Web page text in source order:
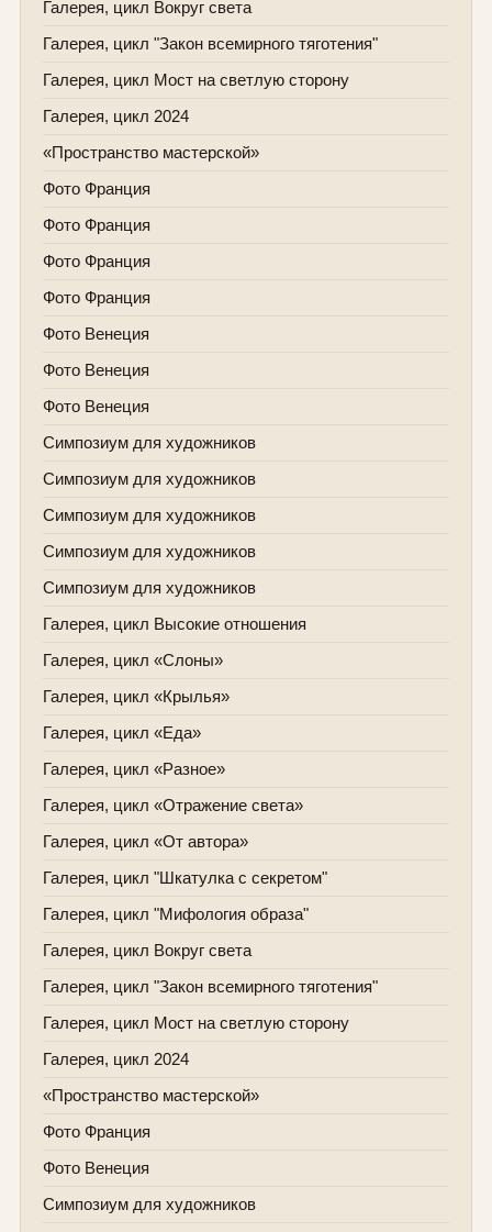
Галерея, цикл Вокруг света
Галерея, цикл "Закон всемирного тяготения"
Галерея, цикл Мост на светлую сторону
Галерея, цикл 2024
«Пространство мастерской»
Фото Франция
Фото Франция
Фото Франция
Фото Франция
Фото Венеция
Фото Венеция
Фото Венеция
Симпозиум для художников
Симпозиум для художников
Симпозиум для художников
Симпозиум для художников
Симпозиум для художников
Галерея, цикл Высокие отношения
Галерея, цикл «Слоны»
Галерея, цикл «Крылья»
Галерея, цикл «Еда»
Галерея, цикл «Разное»
Галерея, цикл «Отражение света»
Галерея, цикл «От автора»
Галерея, цикл "Шкатулка с секретом"
Галерея, цикл "Мифология образа"
Галерея, цикл Вокруг света
Галерея, цикл "Закон всемирного тяготения"
Галерея, цикл Мост на светлую сторону
Галерея, цикл 2024
«Пространство мастерской»
Фото Франция
Фото Венеция
Симпозиум для художников